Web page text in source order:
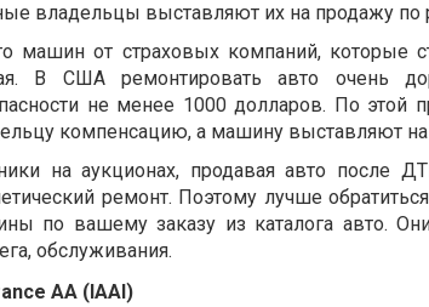
владельцы выставляют их на продажу по
машин от страховых компаний, которые
В США ремонтировать авто очень
не менее 1000 долларов. По этой
компенсацию, а машину выставляют на
на аукционах, продавая авто после
ремонт. Поэтому лучше
по вашему заказу из каталога авто.
обслуживания.
AA (IAAI)